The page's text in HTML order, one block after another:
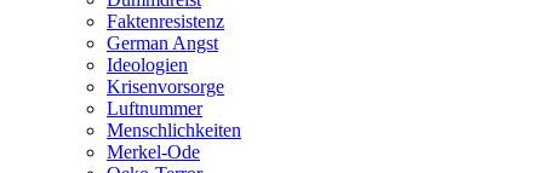
Faktenresistenz
German Angst
Ideologien
Krisenvorsorge
Luftnummer
Menschlichkeiten
Merkel-Ode